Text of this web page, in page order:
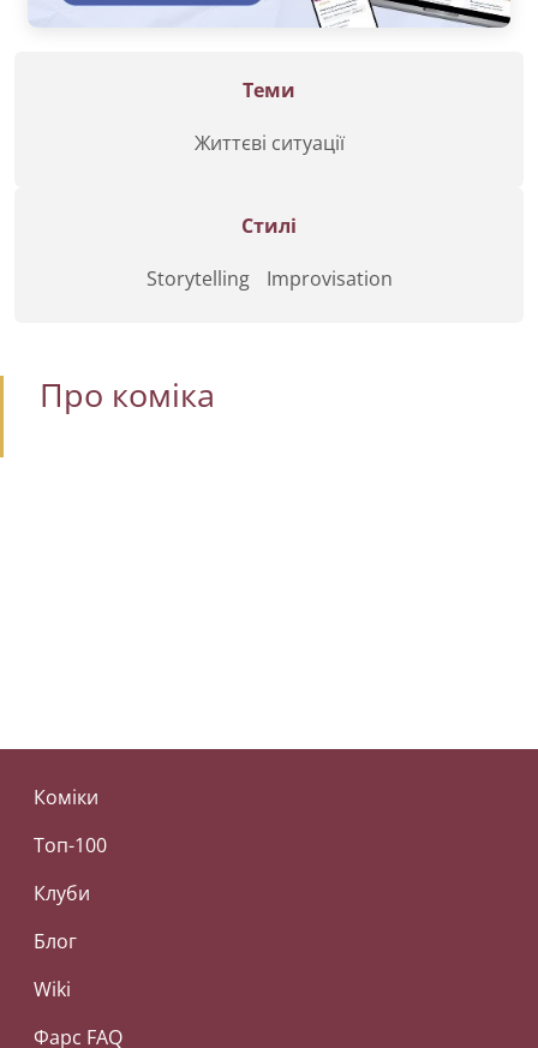
Теми
Життєві ситуації
Стилі
Storytelling
Improvisation
Про коміка
Коміки
Топ-100
Клуби
Блог
Wiki
Фарс FAQ